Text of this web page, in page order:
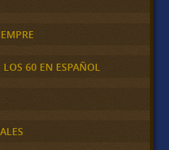
60 EN ESPAÑOL